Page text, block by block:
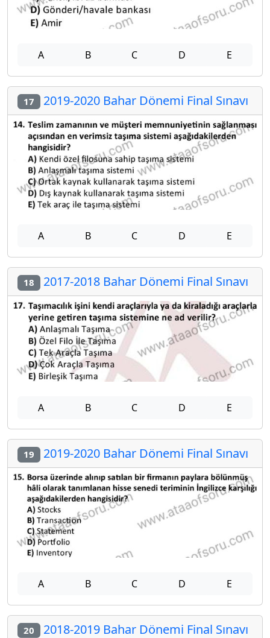
A B C D E
17 2019-2020 Bahar Dönemi Final Sınavı
A B C D E
18 2017-2018 Bahar Dönemi Final Sınavı
A B C D E
19 2019-2020 Bahar Dönemi Final Sınavı
A B C D E
20 2018-2019 Bahar Dönemi Final Sınavı